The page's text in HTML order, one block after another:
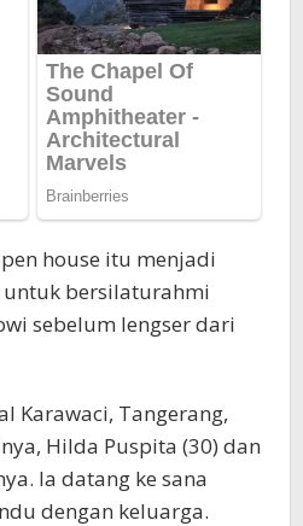
house itu menjadi
bersilaturahmi
sebelum lengser dari
Karawaci, Tangerang,
Hilda Puspita (30) dan
Ia datang ke sana
dengan keluarga.